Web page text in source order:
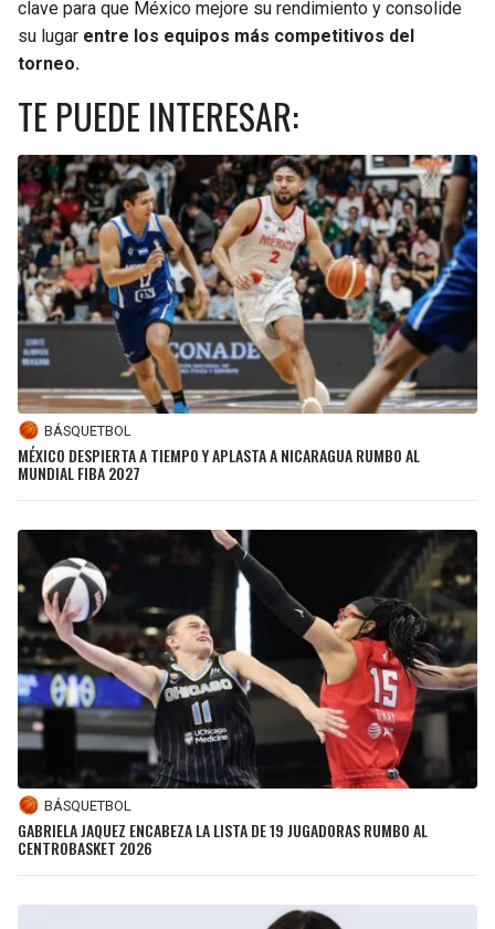
clave para que México mejore su rendimiento y consolide
su lugar entre los equipos más competitivos del
torneo.
TE PUEDE INTERESAR:
BÁSQUETBOL
MÉXICO DESPIERTA A TIEMPO Y APLASTA A NICARAGUA RUMBO AL
MUNDIAL FIBA 2027
BÁSQUETBOL
GABRIELA JAQUEZ ENCABEZA LA LISTA DE 19 JUGADORAS RUMBO AL
CENTROBASKET 2026